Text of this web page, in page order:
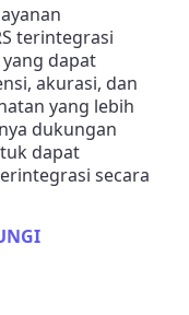
terintegrasi
dapat
akurasi, dan
yang lebih
dukungan
dapat
secara